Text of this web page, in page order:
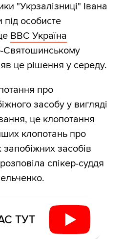
"Укрзалізниці" Івана
особисте
ВВС Україна
Святошинському
це рішення у середу.
про
засобу у вигляді
це клопотання
клопотань про
засобів
спікер-суддя
ТУТ